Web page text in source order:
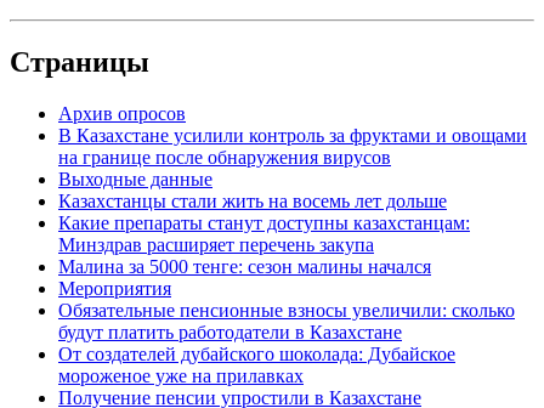
Страницы
Архив опросов
В Казахстане усилили контроль за фруктами и овощами
на границе после обнаружения вирусов
Выходные данные
Казахстанцы стали жить на восемь лет дольше
Какие препараты станут доступны казахстанцам:
Минздрав расширяет перечень закупа
Малина за 5000 тенге: сезон малины начался
Мероприятия
Обязательные пенсионные взносы увеличили: сколько
будут платить работодатели в Казахстане
От создателей дубайского шоколада: Дубайское
мороженое уже на прилавках
Получение пенсии упростили в Казахстане